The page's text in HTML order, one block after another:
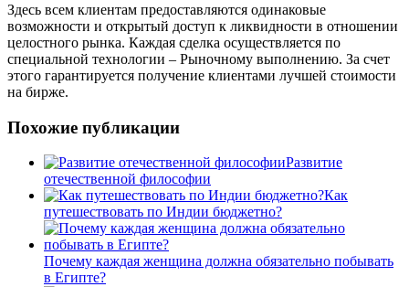
Здесь всем клиентам предоставляются одинаковые
возможности и открытый доступ к ликвидности в отношении
целостного рынка. Каждая сделка осуществляется по
специальной технологии – Рыночному выполнению. За счет
этого гарантируется получение клиентами лучшей стоимости
на бирже.
Похожие публикации
Развитие
отечественной философии
Как
путешествовать по Индии бюджетно?
Почему каждая женщина должна обязательно побывать
в Египте?